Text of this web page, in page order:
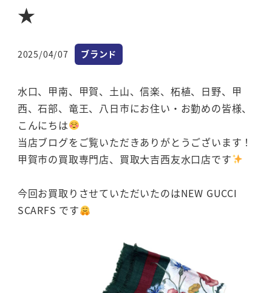
★
投稿日
2025/04/07 カテゴリー
ブランド
水口、甲南、甲賀、土山、信楽、柘植、日野、甲
西、石部、竜王、八日市にお住い・お勤めの皆様、
こんにちは
当店ブログをご覧いただきありがとうございます！
甲賀市の買取専門店、買取大吉西友水口店です
今回お買取りさせていただいたのはNEW GUCCI
SCARFS です